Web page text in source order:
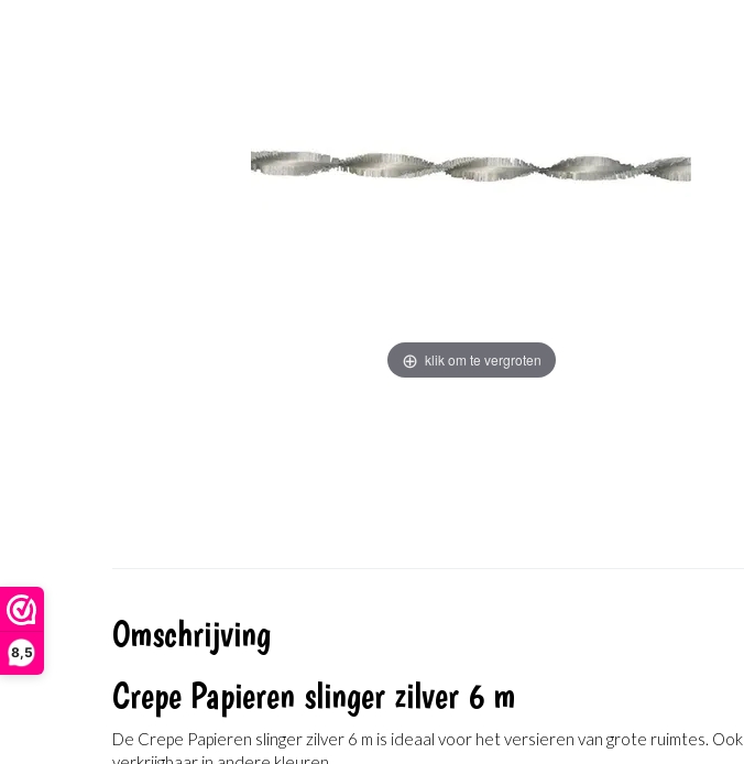
8,5
klik om te vergroten
Omschrijving
Crepe Papieren slinger zilver 6 m
De Crepe Papieren slinger zilver 6 m is ideaal voor het versieren van grote ruimtes. Ook